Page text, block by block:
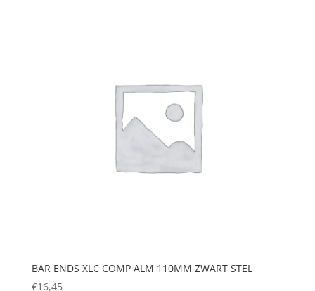
BAR ENDS XLC COMP ALM 110MM ZWART STEL
€16,45